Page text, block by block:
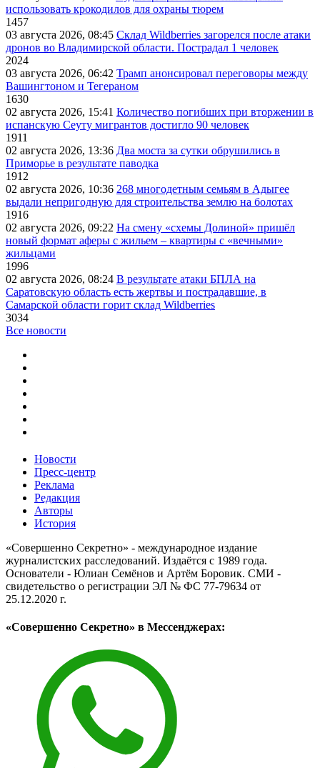
использовать крокодилов для охраны тюрем
1457
03 августа 2026, 08:45 Склад Wildberries загорелся после атаки
дронов во Владимирской области. Пострадал 1 человек
2024
03 августа 2026, 06:42 Трамп анонсировал переговоры между
Вашингтоном и Тегераном
1630
02 августа 2026, 15:41 Количество погибших при вторжении в
испанскую Сеуту мигрантов достигло 90 человек
1911
02 августа 2026, 13:36 Два моста за сутки обрушились в
Приморье в результате паводка
1912
02 августа 2026, 10:36 268 многодетным семьям в Адыгее
выдали непригодную для строительства землю на болотах
1916
02 августа 2026, 09:22 На смену «схемы Долиной» пришёл
новый формат аферы с жильем – квартиры с «вечными»
жильцами
1996
02 августа 2026, 08:24 В результате атаки БПЛА на
Саратовскую область есть жертвы и пострадавшие, в
Самарской области горит склад Wildberries
3034
Все новости
Новости
Пресс-центр
Реклама
Редакция
Авторы
История
«Совершенно Секретно» - международное издание
журналистских расследований. Издаётся с 1989 года.
Основатели - Юлиан Семёнов и Артём Боровик. CМИ -
свидетельство о регистрации ЭЛ № ФС 77-79634 от
25.12.2020 г.
«Совершенно Секретно» в Мессенджерах: